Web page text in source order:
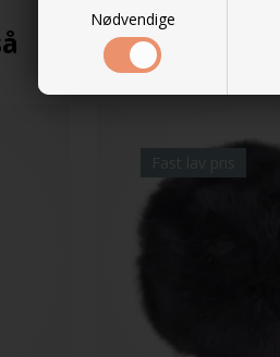
Nødvendige
Fast lav pris